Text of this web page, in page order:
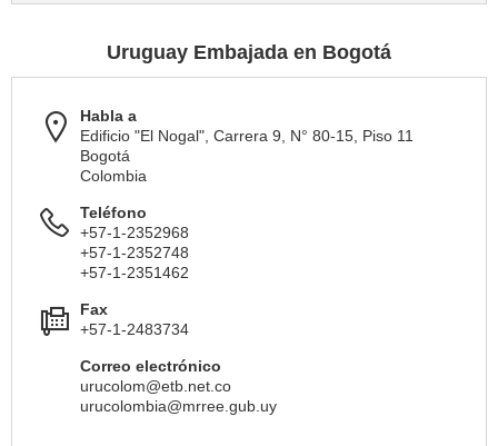
Uruguay Embajada en Bogotá
Habla a
Edificio "El Nogal", Carrera 9, N° 80-15, Piso 11
Bogotá
Colombia
Teléfono
+57-1-2352968
+57-1-2352748
+57-1-2351462
Fax
+57-1-2483734
Correo electrónico
urucolom@etb.net.co
urucolombia@mrree.gub.uy